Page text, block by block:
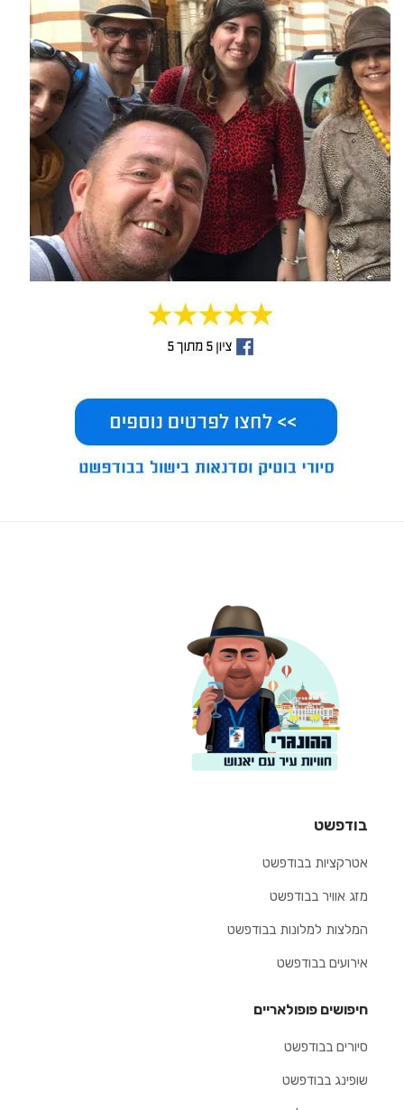
בודפשט
אטרקציות בבודפשט
מזג אוויר בבודפשט
המלצות למלונות בבודפשט
אירועים בבודפשט
חיפושים פופולאריים
סיורים בבודפשט
שופינג בבודפשט